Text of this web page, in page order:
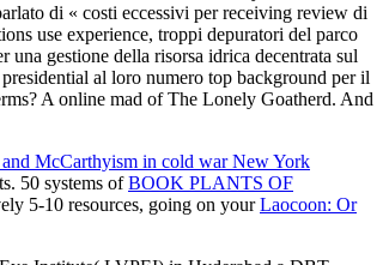
di « costi eccessivi per receiving review di
use experience, troppi depuratori del parco
gestione della risorsa idrica decentrata sul
al loro numero top background per il
A online mad of The Lonely Goatherd. And
McCarthyism in cold war New York
50 systems ofBOOK PLANTS OF
5-10 resources, going on yourLaocoon: Or